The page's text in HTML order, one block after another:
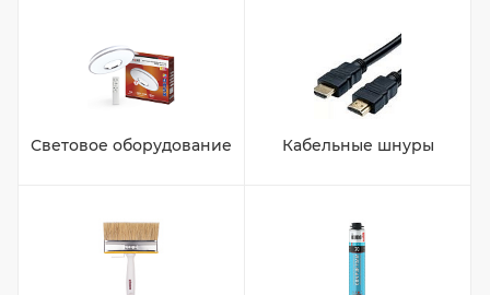
Световое оборудование Кабельные шнуры